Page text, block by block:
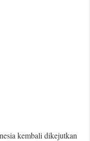
kembali dikejutkan